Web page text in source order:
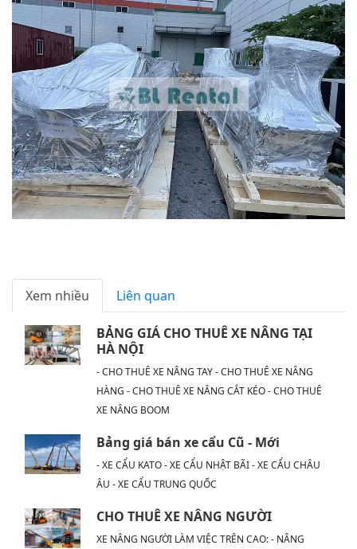
Xem nhiều Liên quan
BẢNG GIÁ CHO THUÊ XE NÂNG TẠI
HÀ NỘI
- CHO THUÊ XE NÂNG TAY - CHO THUÊ XE NÂNG
HÀNG - CHO THUÊ XE NÂNG CẮT KÉO - CHO THUÊ
XE NÂNG BOOM
Bảng giá bán xe cẩu Cũ - Mới
- XE CẨU KATO - XE CẨU NHẬT BÃI - XE CẨU CHÂU
ÂU - XE CẨU TRUNG QUỐC
CHO THUÊ XE NÂNG NGƯỜI
XE NÂNG NGƯỜI LÀM VIỆC TRÊN CAO: - NÂNG